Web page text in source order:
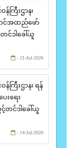
ကြီးဌာန၊
င်အထည်ဖော်
င်ဒါခေါ်ယူ
- 21-Jul-2026
ကြီးဌာန၊ ရန်
းရေး
တင်ဒါခေါ်ယူ
- 14-Jul-2026